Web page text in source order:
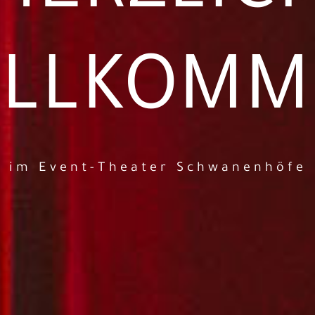
im Event-Theater Schwanenhöfe